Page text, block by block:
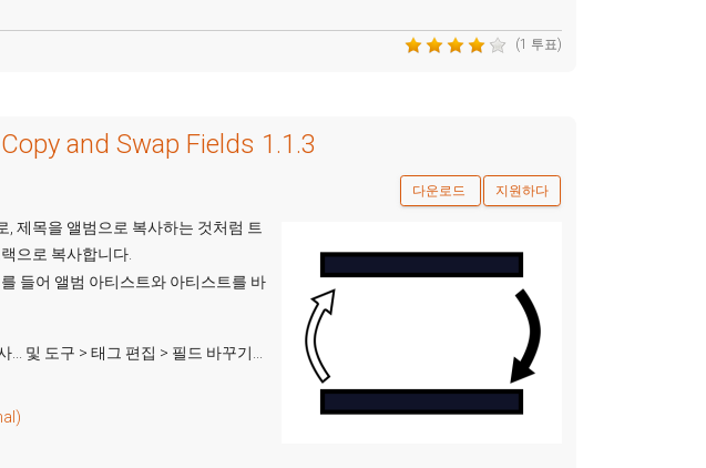
(1 투표)
Copy and Swap Fields 1.1.3
다운로드 지원하다
, 제목을 앨범으로 복사하는 것처럼 트
으로 복사합니다.
들어 앨범 아티스트와 아티스트를 바
및 도구 > 태그 편집 > 필드 바꾸기...